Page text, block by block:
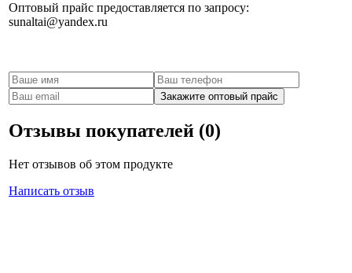
Оптовый прайс предоставляется по запросу:
sunaltai@yandex.ru
Отзывы покупателей (0)
Нет отзывов об этом продукте
Написать отзыв